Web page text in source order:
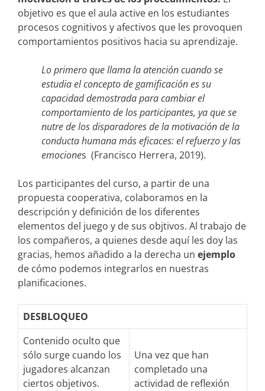
objetivo es que el aula active en los estudiantes
procesos cognitivos y afectivos que les provoquen
comportamientos positivos hacia su aprendizaje.
Lo primero que llama la atención cuando se
estudia el concepto de gamificación es su
capacidad demostrada para cambiar el
comportamiento de los participantes, ya que se
nutre de los disparadores de la motivación de la
conducta humana más eficaces: el refuerzo y las
emociones (Francisco Herrera, 2019).
Los participantes del curso, a partir de una
propuesta cooperativa, colaboramos en la
descripción y definición de los diferentes
elementos del juego y de sus objtivos. Al trabajo de
los compañeros, a quienes desde aquí les doy las
gracias, hemos añadido a la derecha un ejemplo
de cómo podemos integrarlos en nuestras
planificaciones.
DESBLOQUEO
Contenido oculto que
sólo surge cuando los
jugadores alcanzan
ciertos objetivos.
Una vez que han
completado una
actividad de reflexión